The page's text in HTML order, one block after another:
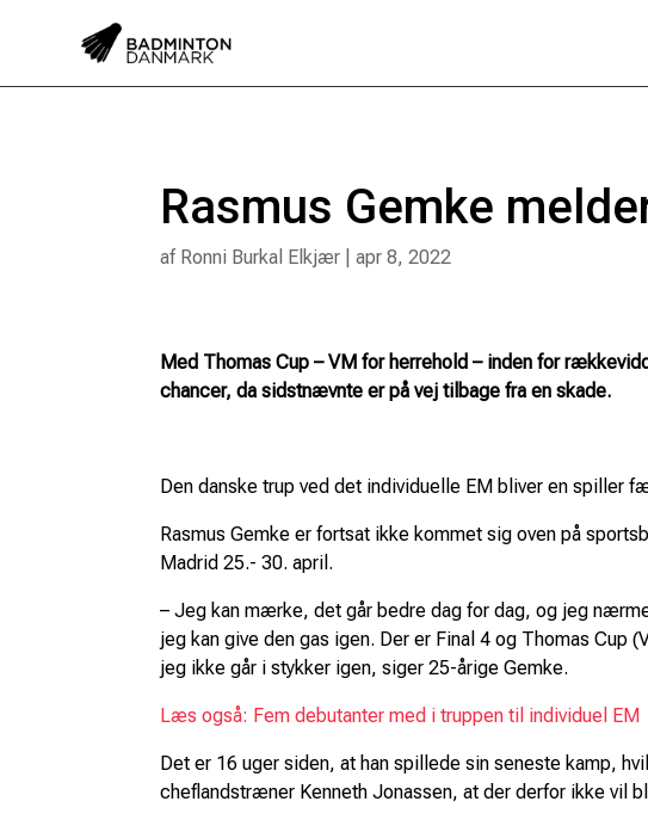
Rasmus Gemke
af Ronni Burkal Elkjær |apr 8, 2022
Med Thomas Cup – VM for herrehold – inden for
chancer, da sidstnævnte er på vej tilbage fra en skade.
Den danske trup ved det individuelle EM bliver en spiller
Rasmus Gemke er fortsat ikke kommet sig oven på
Madrid 25.- 30. april.
– Jeg kan mærke, det går bedre dag for dag, og jeg
jeg kan give den gas igen. Der er Final 4 og Thomas Cup
jeg ikke går i stykker igen, siger 25-årige Gemke.
Læs også: Fem debutanter med i truppen til individuel EM
Det er 16 uger siden, at han spillede sin seneste kamp,
cheflandstræner Kenneth Jonassen, at der derfor ikke vil